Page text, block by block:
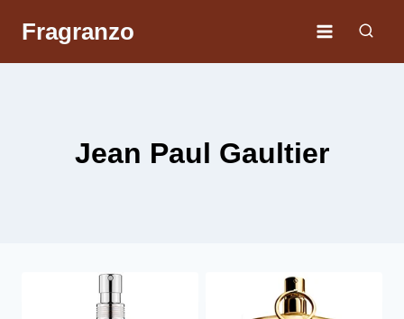
content
Fragranzo
Jean Paul Gaultier